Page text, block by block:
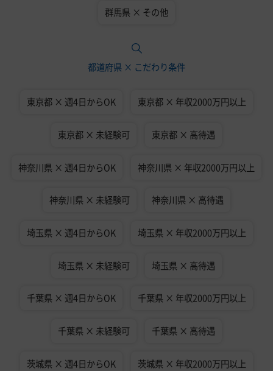
群馬県 × その他
都道府県 × こだわり条件
東京都 × 週4日からOK 東京都 × 年収2000万円以上
東京都 × 未経験可 東京都 × 高待遇
神奈川県 × 週4日からOK 神奈川県 × 年収2000万円以上
神奈川県 × 未経験可 神奈川県 × 高待遇
埼玉県 × 週4日からOK 埼玉県 × 年収2000万円以上
埼玉県 × 未経験可 埼玉県 × 高待遇
千葉県 × 週4日からOK 千葉県 × 年収2000万円以上
千葉県 × 未経験可 千葉県 × 高待遇
茨城県 × 週4日からOK 茨城県 × 年収2000万円以上